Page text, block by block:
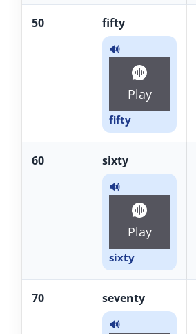
50 fifty
🔊
Play
fifty
60 sixty
🔊
Play
sixty
70 seventy
🔊